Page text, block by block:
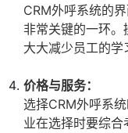
CRM外呼系统的
非常关键的一环
大大减少员工的学
价格与服务：
选择CRM外呼系
业在选择时要综